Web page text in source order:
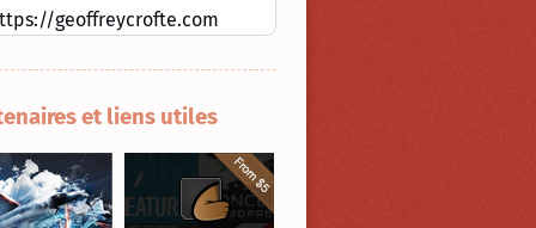
geoffreycrofte.com
et liens utiles